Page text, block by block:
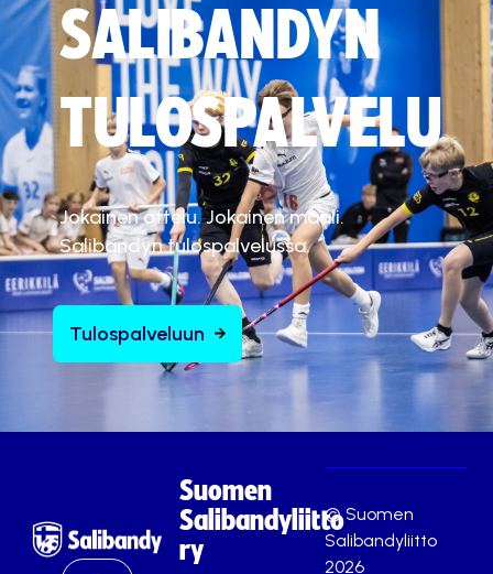
SALIBANDYN
TULOSPALVELU
Jokainen ottelu. Jokainen maali.
Salibandyn tulospalvelussa.
Tulospalveluun
Suomen
Salibandyliitto
ry
© Suomen
Salibandyliitto
2026